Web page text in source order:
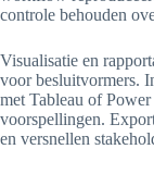
controle behouden
Visualisatie en
voor besluitvormers.
met Tableau of
voorspellingen.
en versnellen